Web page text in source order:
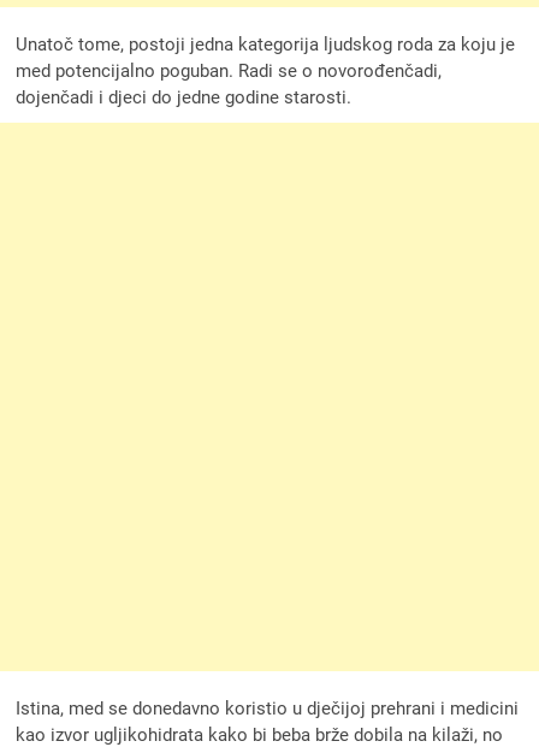
Unatoč tome, postoji jedna kategorija ljudskog roda za koju je
med potencijalno poguban. Radi se o novorođenčadi,
dojenčadi i djeci do jedne godine starosti.
Istina, med se donedavno koristio u dječijoj prehrani i medicini
kao izvor ugljikohidrata kako bi beba brže dobila na kilaži, no